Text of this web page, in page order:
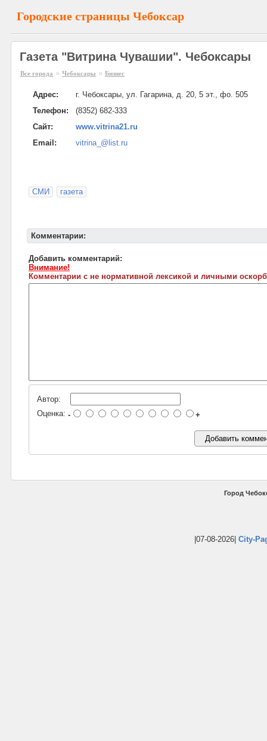
Городские страницы Чебоксар
Газета "Витрина Чувашии". Чебоксары
Все города » Чебоксары » Бизнес
Адрес:
г. Чебоксары, ул. Гагарина, д. 20, 5 эт., фо. 505
Телефон:
(8352) 682-333
Сайт:
www.vitrina21.ru
Email:
vitrina_@list.ru
СМИ газета
Комментарии:
Добавить комментарий:
Внимание!
Комментарии с не нормативной лексикой и личными
Автор:
Оценка: - +
Город
|07-08-2026| City-